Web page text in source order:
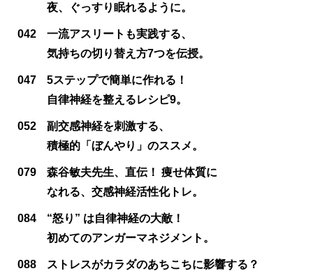
夜、ぐっすり眠れるように。
042
一流アスリートも実践する、
気持ちの切り替え方7つを伝授。
047
5ステップで簡単に作れる！
自律神経を整えるレシピ9。
052
副交感神経を刺激する、
積極的「ぼんやり」のススメ。
079
森谷敏夫先生、直伝！ 痩せ体質に
なれる、交感神経活性化トレ。
084
“怒り” は自律神経の大敵！
初めてのアンガーマネジメント。
088
ストレスがカラダのあちこちに影響する？